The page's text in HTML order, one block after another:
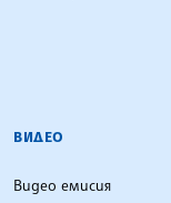
ВИДЕО
Видео емисия